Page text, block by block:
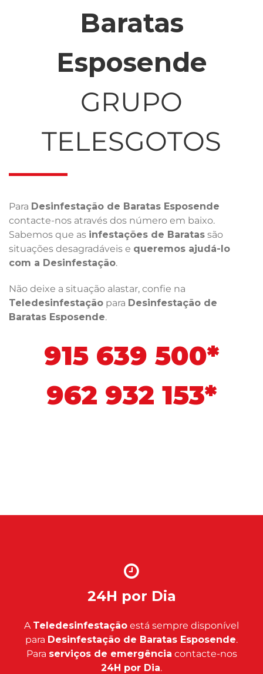
Baratas
Esposende
GRUPO
TELESGOTOS
Para Desinfestação de Baratas Esposende
contacte-nos através dos número em baixo.
Sabemos que as infestações de Baratas são
situações desagradáveis e queremos ajudá-lo
com a Desinfestação.
Não deixe a situação alastar, confie na
Teledesinfestação para Desinfestação de
Baratas Esposende.
915 639 500*
962 932 153*
24H por Dia
A Teledesinfestação está sempre disponível
para Desinfestação de Baratas Esposende.
Para serviços de emergência contacte-nos
24H por Dia.